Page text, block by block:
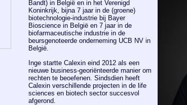
Bandt) in België en in het Verenigd
Koninkrijk, bijna 7 jaar in de (groene)
biotechnologie-industrie bij Bayer
Bioscience in België en 7 jaar in de
biofarmaceutische industrie in de
beursgenoteerde onderneming UCB NV in
België.
Inge startte Calexin eind 2012 als een
nieuwe business-georiënteerde manier om
rechten te beoefenen. Sindsdien heeft
Calexin verschillende projecten in de life
sciences en biotech sector succesvol
afgerond.